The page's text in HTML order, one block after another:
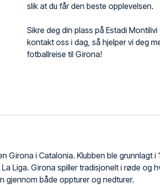
slik at du får den beste opplevelsen.
Sikre deg din plass på Estadi
kontakt oss i dag, så hjelper vi deg
fotballreise til Girona!
Girona i Catalonia. Klubben ble grunnlagt
Liga. Girona spiller tradisjonelt i røde og
gjennom både oppturer og nedturer.